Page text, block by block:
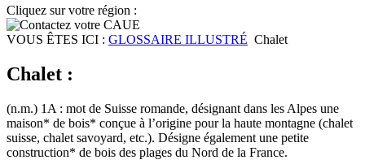
Cliquez sur votre région :
VOUS ÊTES ICI : GLOSSAIRE ILLUSTRÉ Chalet
Chalet :
(n.m.) 1A : mot de Suisse romande, désignant dans les Alpes une
maison* de bois* conçue à l’origine pour la haute montagne (chalet
suisse, chalet savoyard, etc.). Désigne également une petite
construction* de bois des plages du Nord de la France.